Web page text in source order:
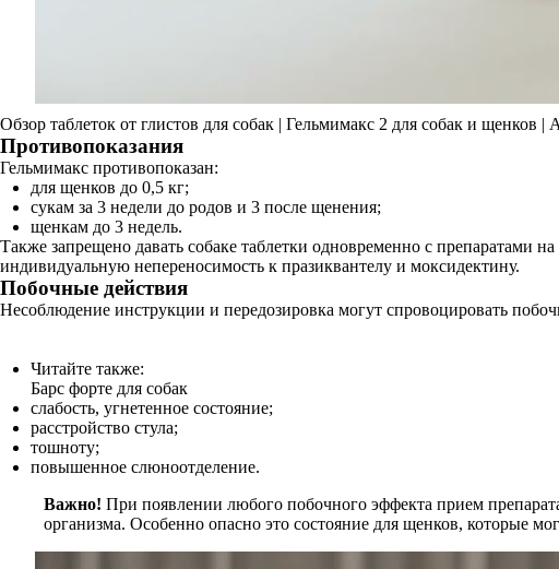
Обзор таблеток от глистов для собак | Гельмимакс 2 для собак и щенков |
Противопоказания
Гельмимакс противопоказан:
для щенков до 0,5 кг;
сукам за 3 недели до родов и 3 после щенения;
щенкам до 3 недель.
Также запрещено давать собаке таблетки одновременно с препаратами
индивидуальную непереносимость к празиквантелу и моксидектину.
Побочные действия
Несоблюдение инструкции и передозировка могут спровоцировать
Читайте также:
Барс форте для собак
слабость, угнетенное состояние;
расстройство стула;
тошноту;
повышенное слюноотделение.
Важно! При появлении любого побочного эффекта прием
организма. Особенно опасно это состояние для щенков, которые